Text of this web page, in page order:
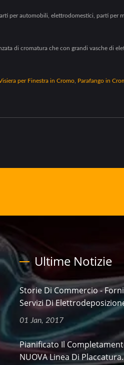
per automobili, elettrodomestici, parti
di cromatura che con grandi vasche di
per Finestra in Cromo Parafango in
Ultime Notizie
Storie Di Commercio -
Servizi Di
01 Jan, 2017
Pianificato Il
NUOVA Linea Di